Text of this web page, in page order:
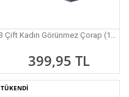
399,95 TL
TÜKENDİ